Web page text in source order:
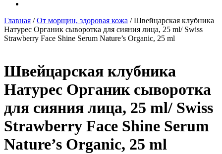
Главная /От морщин, здоровая кожа / Швейцарская клубника
Натурес Органик сыворотка для сияния лица, 25 ml/ Swiss
Strawberry Face Shine Serum Nature’s Organic, 25 ml
Швейцарская клубника
Натурес Органик сыворотка
для сияния лица, 25 ml/ Swiss
Strawberry Face Shine Serum
Nature’s Organic, 25 ml